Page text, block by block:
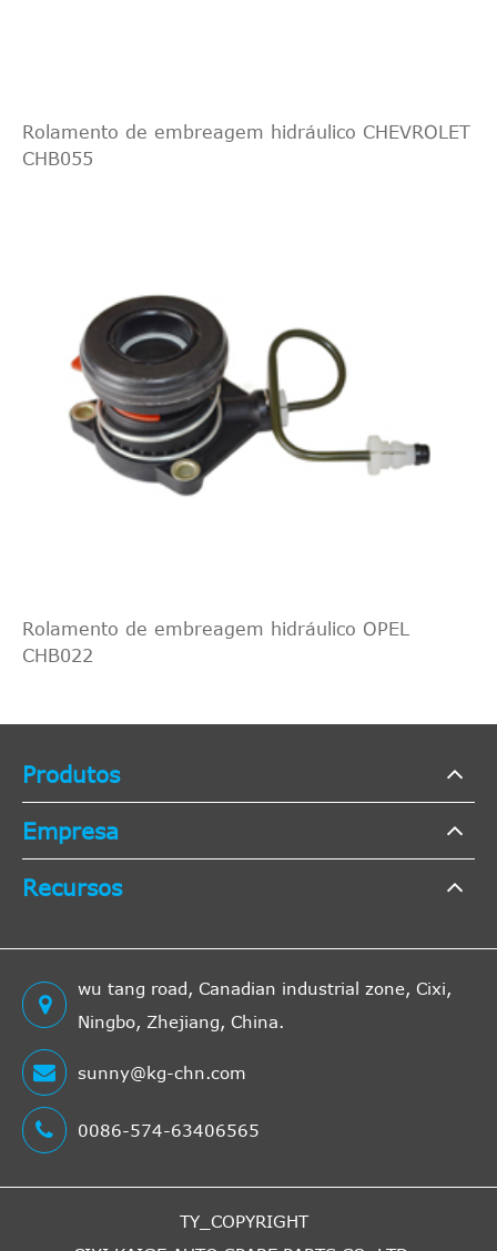
Rolamento de embreagem hidráulico CHEVROLET
CHB055
Rolamento de embreagem hidráulico OPEL
CHB022
Produtos
Empresa
Recursos
wu tang road, Canadian industrial zone, Cixi,
Ningbo, Zhejiang, China.
sunny@kg-chn.com
0086-574-63406565
TY_COPYRIGHT